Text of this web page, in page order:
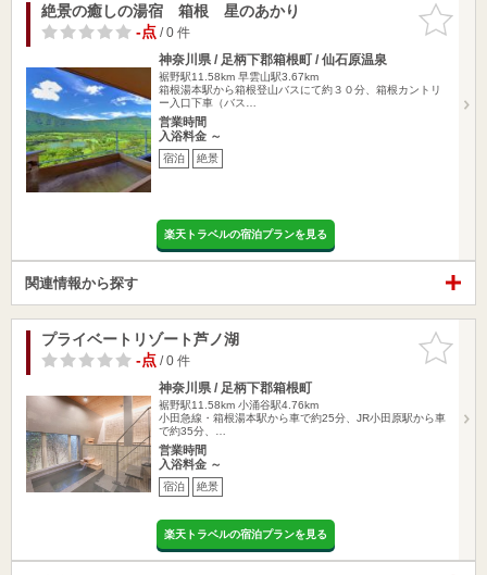
お気に入
りに追加
絶景の癒しの湯宿 箱根 星のあかり
-点/ 0 件
神奈川県 / 足柄下郡箱根町 / 仙石原温泉
裾野駅11.58km 早雲山駅3.67km
箱根湯本駅から箱根登山バスにて約３０分、箱根カントリ
ー入口下車（バス…
営業時間
入浴料金 ～
宿泊 絶景
楽天トラベルの宿泊プランを見る
関連情報から探す
お気に入
りに追加
プライベートリゾート芦ノ湖
-点/ 0 件
神奈川県 / 足柄下郡箱根町
裾野駅11.58km 小涌谷駅4.76km
小田急線・箱根湯本駅から車で約25分、JR小田原駅から車
で約35分、…
営業時間
入浴料金 ～
宿泊 絶景
楽天トラベルの宿泊プランを見る